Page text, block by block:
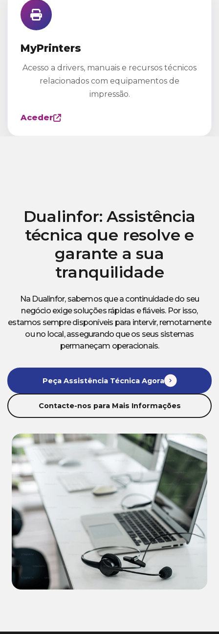
MyPrinters
Acesso a drivers, manuais e recursos técnicos
relacionados com equipamentos de
impressão.
Aceder
Dualinfor: Assistência
técnica que resolve e
garante a sua
tranquilidade
Na Dualinfor, sabemos que a continuidade do seu
negócio exige soluções rápidas e fiáveis. Por isso,
estamos sempre disponíveis para intervir, remotamente
ou no local, assegurando que os seus sistemas
permaneçam operacionais.
Peça Assistência Técnica Agora
Contacte-nos para Mais Informações